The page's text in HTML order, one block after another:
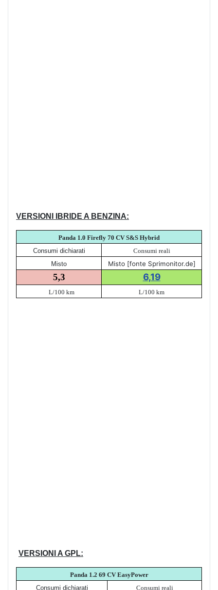
VERSIONI IBRIDE A BENZINA:
Panda 1.0 Firefly 70 CV S&S Hybrid
Consumi dichiarati
Consumi reali
Misto
Misto [fonte Sprimonitor.de]
5,3 6,19
L/100 km L/100 km
VERSIONI A GPL:
Panda 1.2 69 CV EasyPower
Consumi dichiarati
Consumi reali